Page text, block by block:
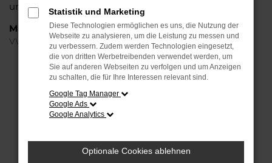
und einen soliden Nachlass bzw. Rabatt erhalten.
Marken
VW
FEHLER: NETWORK ERROR
Beim Laden ist ein Fehler aufgetreten.
Hier sind ein paar Tipps, die dir helfen können:
Internetverbindung.
Statistik und Marketing
Diese Technologien ermöglichen es uns, die Nutzung der
Webseite zu analysieren, um die Leistung zu messen und
zu verbessern. Zudem werden Technologien eingesetzt,
die von dritten Werbetreibenden verwendet werden, um
Sie auf anderen Webseiten zu verfolgen und um Anzeigen
zu schalten, die für Ihre Interessen relevant sind.
Google Tag Manager
Google Ads
Google Analytics
Optionale Cookies ablehnen